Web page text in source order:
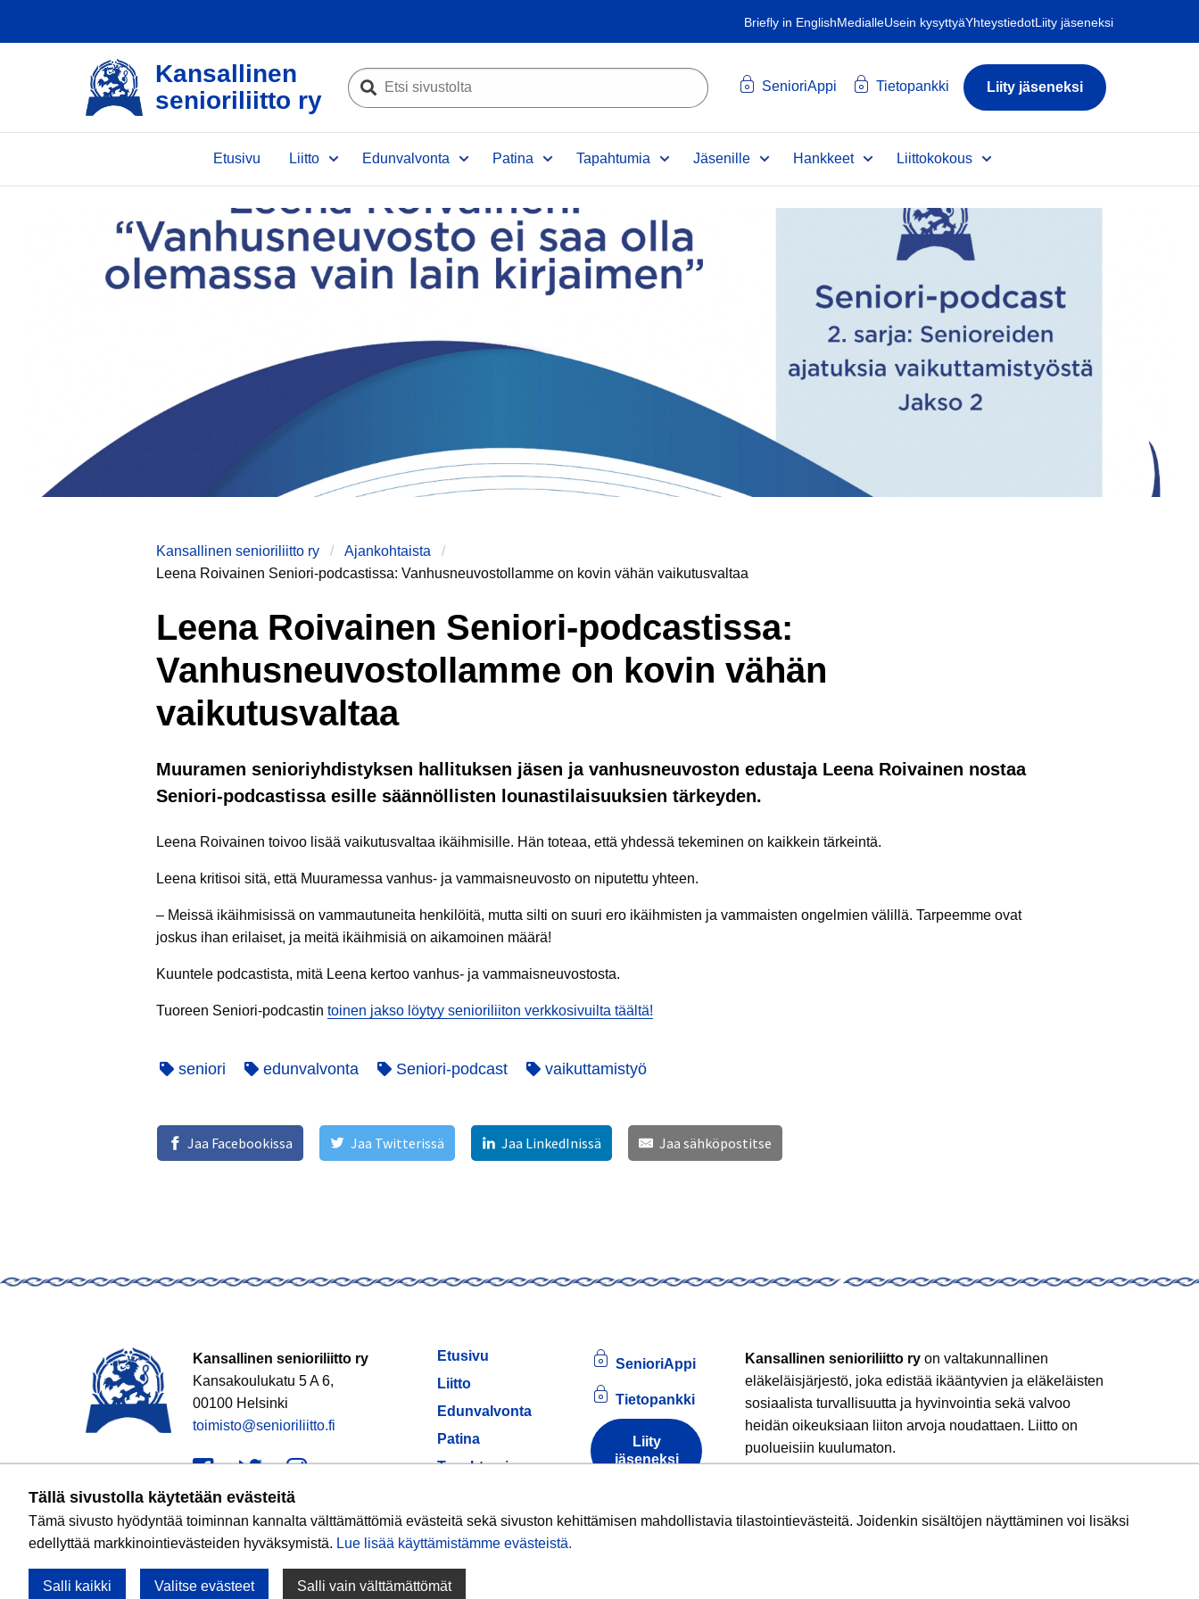
Tällä sivustolla käytetään evästeitä
Tämä sivusto hyödyntää toiminnan kannalta välttämättömiä evästeitä sekä sivuston kehittämisen mahdollistavia tilastointievästeitä. Joidenkin sisältöjen näyttäminen voi lisäksi
edellyttää markkinointievästeiden hyväksymistä. Lue lisää käyttämistämme evästeistä.​​​​​​
Salli kaikki Salli vain välttämättömät
Valitse evästeet
Briefly in EnglishMedialleUsein kysyttyäYhteystiedotLiity jäseneksi
Kansallinen
senioriliitto ry
Etsi
sivustolta
SenioriAppi Tietopankki Liity jäseneksi
Etusivu Liitto Edunvalvonta Patina Tapahtumia Jäsenille Hankkeet Liittokokous
Kansallinen senioriliitto ry
Ajankohtaista
Leena Roivainen Seniori-podcastissa: Vanhusneuvostollamme on kovin vähän vaikutusvaltaa
Leena Roivainen Seniori-podcastissa:
Vanhusneuvostollamme on kovin vähän
vaikutusvaltaa
Muuramen senioriyhdistyksen hallituksen jäsen ja vanhusneuvoston edustaja Leena Roivainen nostaa
Seniori-podcastissa esille säännöllisten lounastilaisuuksien tärkeyden.
Leena Roivainen toivoo lisää vaikutusvaltaa ikäihmisille. Hän toteaa, että yhdessä tekeminen on kaikkein tärkeintä.
Leena kritisoi sitä, että Muuramessa vanhus- ja vammaisneuvosto on niputettu yhteen.
– Meissä ikäihmisissä on vammautuneita henkilöitä, mutta silti on suuri ero ikäihmisten ja vammaisten ongelmien välillä. Tarpeemme ovat
joskus ihan erilaiset, ja meitä ikäihmisiä on aikamoinen määrä!
Kuuntele podcastista, mitä Leena kertoo vanhus- ja vammaisneuvostosta.
Tuoreen Seniori-podcastin toinen jakso löytyy senioriliiton verkkosivuilta täältä!
seniori edunvalvonta Seniori-podcast vaikuttamistyö
Jaa Facebookissa Jaa Twitterissä Jaa LinkedInissä Jaa sähköpostitse
Kansallinen senioriliitto ry
Kansakoulukatu 5 A 6,
00100 Helsinki
toimisto@senioriliitto.fi
Facebook
TwitterInstagram
Etusivu
Liitto
Edunvalvonta
Patina
Tapahtumia
Hankkeet
Liittokokous
SenioriAppi
Tietopankki
Liity
jäseneksi
evästeistä
Kansallinen senioriliitto ry on valtakunnallinen
eläkeläisjärjestö, joka edistää ikääntyvien ja eläkeläisten
sosiaalista turvallisuutta ja hyvinvointia sekä valvoo
heidän oikeuksiaan liiton arvoja noudattaen. Liitto on
puolueisiin kuulumaton.